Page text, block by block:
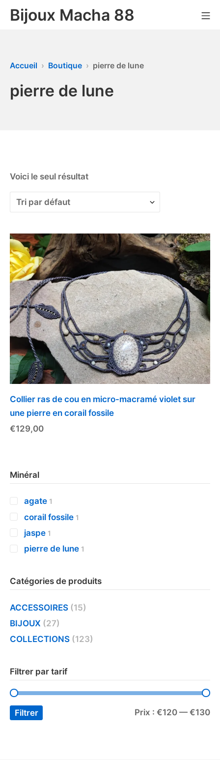
Bijoux Macha 88
Accueil Boutique pierre de lune
pierre de lune
Voici le seul résultat
Collier ras de cou en micro-macramé violet sur
une pierre en corail fossile
€129,00
Minéral
agate 1
corail fossile 1
jaspe 1
pierre de lune 1
Catégories de produits
ACCESSOIRES (15)
BIJOUX (27)
COLLECTIONS (123)
Filtrer par tarif
Filtrer Prix : €120 — €130